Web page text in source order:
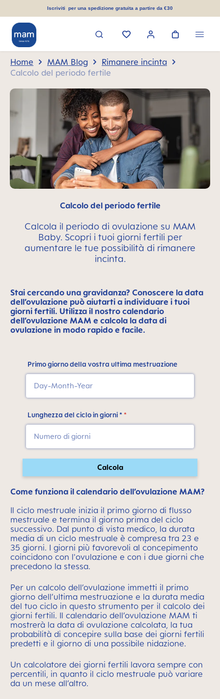
principaleIscriviti per una spedizione gratuita a partire da €30
Home MAM Blog
Rimanere incinta
Calcolo del periodo fertile
Calcolo del periodo fertile
Calcola il periodo di ovulazione su MAM
Baby. Scopri i tuoi giorni fertili per
aumentare le tue possibilità di rimanere
incinta.
Stai cercando una gravidanza? Conoscere la data
dell’ovulazione può aiutarti a individuare i tuoi
giorni fertili. Utilizza il nostro calendario
dell’ovulazione MAM e calcola la data di
ovulazione in modo rapido e facile.
Primo giorno della vostra ultima mestruazione
Lunghezza del ciclo in giorni * *
Calcola
Come funziona il calendario dell’ovulazione MAM?
Il ciclo mestruale inizia il primo giorno di flusso
mestruale e termina il giorno prima del ciclo
successivo. Dal punto di vista medico, la durata
media di un ciclo mestruale è compresa tra 23 e
35 giorni. I giorni più favorevoli al concepimento
coincidono con l'ovulazione e con i due giorni che
precedono la stessa.
Per un calcolo dell’ovulazione immetti il primo
giorno dell’ultima mestruazione e la durata media
del tuo ciclo in questo strumento per il calcolo dei
giorni fertili. Il calendario dell’ovulazione MAM ti
mostrerà la data di ovulazione calcolata, la tua
probabilità di concepire sulla base dei giorni fertili
predetti e il giorno di una possibile nidazione.
Un calcolatore dei giorni fertili lavora sempre con
percentili, in quanto il ciclo mestruale può variare
da un mese all’altro.